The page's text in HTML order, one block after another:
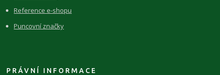
Reference e-shopu
Puncovní značky
PRÁVNÍ INFORMACE